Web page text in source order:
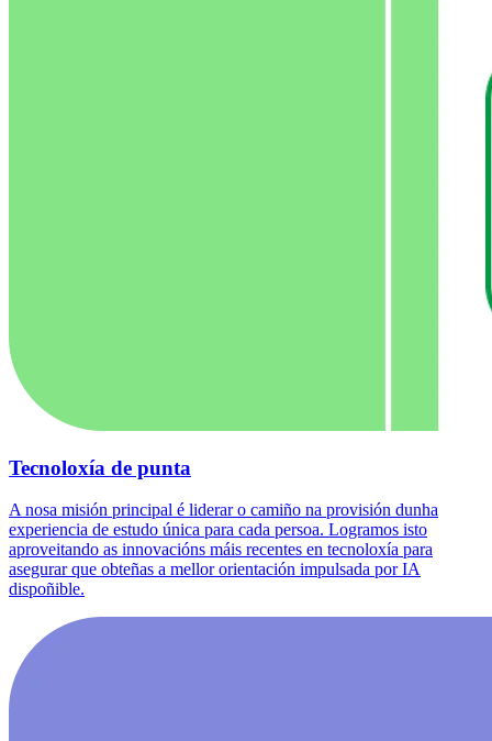
Tecnoloxía de punta
A nosa misión principal é liderar o camiño na provisión dunha
experiencia de estudo única para cada persoa. Logramos isto
aproveitando as innovacións máis recentes en tecnoloxía para
asegurar que obteñas a mellor orientación impulsada por IA
dispoñible.